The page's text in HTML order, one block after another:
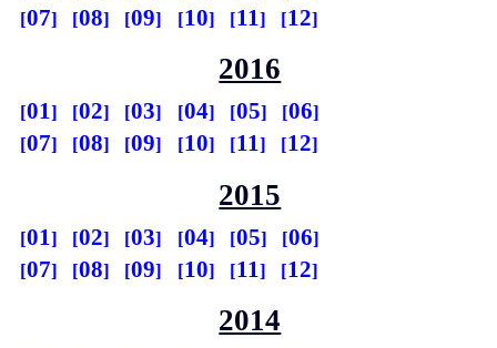
07
08 09 10 11 12
2016
01 02 03 04 05
06
07
08 09 10 11 12
2015
01 02 03 04 05
06
07
08 09 10 11 12
2014